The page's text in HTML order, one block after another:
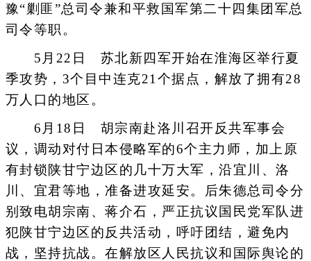
豫“剿匪”总司令兼和平救国军第二十四集团军总
司令等职。
5月22日 苏北新四军开始在淮海区举行夏
季攻势，3个目中连克21个据点，解放了拥有28
万人口的地区。
6月18日 胡宗南赴洛川召开反共军事会
议，调动对付日本侵略军的6个主力师，加上原
有封锁陕甘宁边区的几十万大军，沿宜川、洛
川、宜君等地，准备进攻延安。后朱德总司令分
别致电胡宗南、蒋介石，严正抗议国民党军队进
犯陕甘宁边区的反共活动，呼吁团结，避免内
战，坚持抗战。在解放区人民抗议和国际舆论的